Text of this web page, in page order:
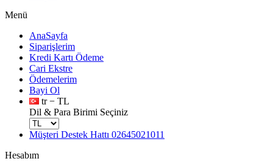
Menü
AnaSayfa
Siparişlerim
Kredi Kartı Ödeme
Cari Ekstre
Ödemelerim
Bayi Ol
tr − TL
Dil & Para Birimi Seçiniz
Müşteri Destek Hattı 02645021011
Hesabım